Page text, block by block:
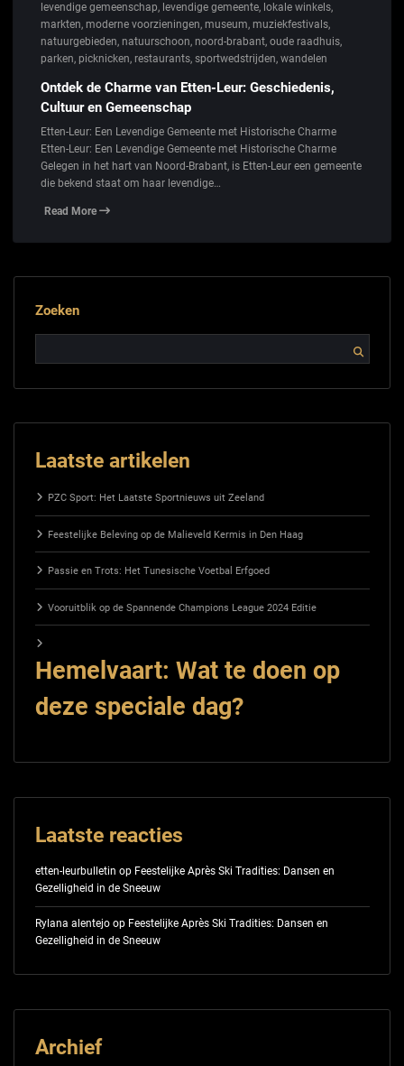
levendige gemeenschap, levendige gemeente, lokale winkels,
markten, moderne voorzieningen, museum, muziekfestivals,
natuurgebieden, natuurschoon, noord-brabant, oude raadhuis,
parken, picknicken, restaurants, sportwedstrijden, wandelen
Ontdek de Charme van Etten-Leur: Geschiedenis,
Cultuur en Gemeenschap
Etten-Leur: Een Levendige Gemeente met Historische Charme
Etten-Leur: Een Levendige Gemeente met Historische Charme
Gelegen in het hart van Noord-Brabant, is Etten-Leur een gemeente
die bekend staat om haar levendige…
Read More
Zoeken
Laatste artikelen
PZC Sport: Het Laatste Sportnieuws uit Zeeland
Feestelijke Beleving op de Malieveld Kermis in Den Haag
Passie en Trots: Het Tunesische Voetbal Erfgoed
Vooruitblik op de Spannende Champions League 2024 Editie
Hemelvaart: Wat te doen op
deze speciale dag?
Laatste reacties
etten-leurbulletin op Feestelijke Après Ski Tradities: Dansen en
Gezelligheid in de Sneeuw
Rylana alentejoop Feestelijke Après Ski Tradities: Dansen en
Gezelligheid in de Sneeuw
Archief